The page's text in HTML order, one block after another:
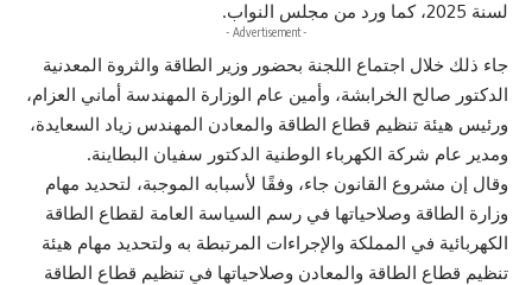
لسنة 2025، كما ورد من مجلس النواب.
- Advertisement -
جاء ذلك خلال اجتماع اللجنة بحضور وزير الطاقة والثروة المعدنية
الدكتور صالح الخرابشة، وأمين عام الوزارة المهندسة أماني العزام،
ورئيس هيئة تنظيم قطاع الطاقة والمعادن المهندس زياد السعايدة،
ومدير عام شركة الكهرباء الوطنية الدكتور سفيان البطاينة.
وقال إن مشروع القانون جاء، وفقًا لأسبابه الموجبة، لتحديد مهام
وزارة الطاقة وصلاحياتها في رسم السياسة العامة لقطاع الطاقة
الكهربائية في المملكة والإجراءات المرتبطة به ولتحديد مهام هيئة
تنظيم قطاع الطاقة والمعادن وصلاحياتها في تنظيم قطاع الطاقة